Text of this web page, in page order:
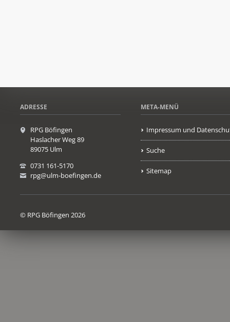
ADRESSE
RPG Böfingen
Haslacher Weg 89
89075 Ulm
0731 161-5170
rpg@ulm-boefingen.de
META-MENÜ
Impressum und
Suche
Sitemap
© RPG Böfingen 2026